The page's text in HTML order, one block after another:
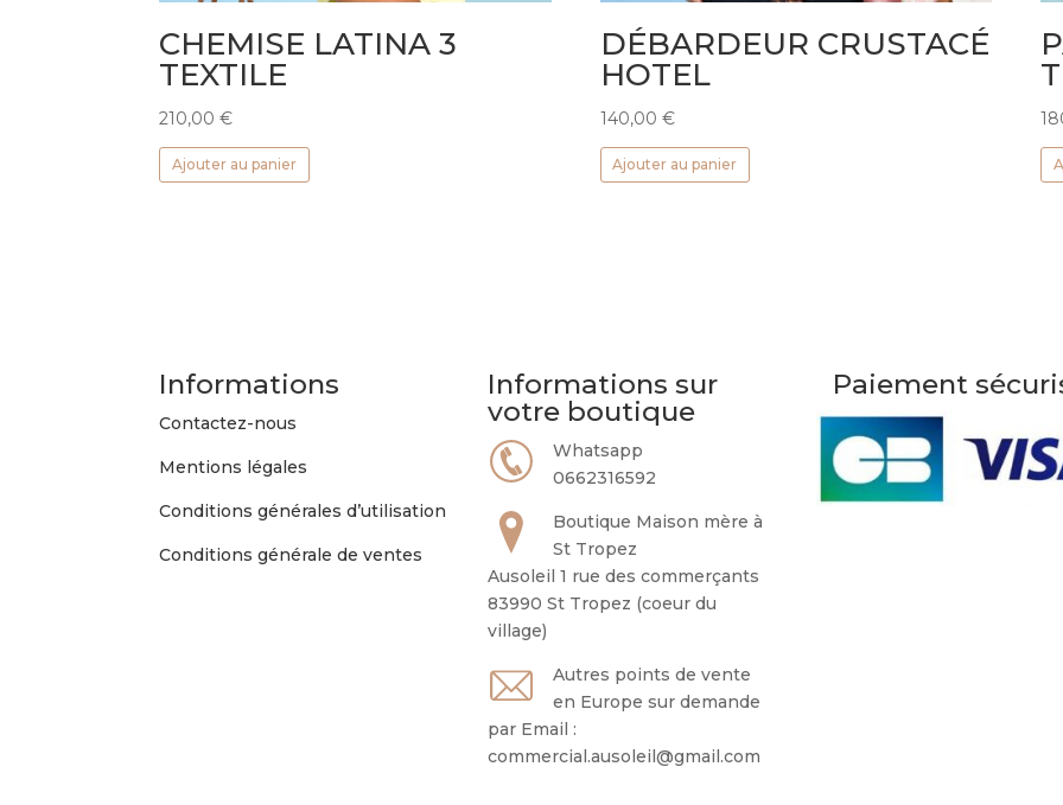
CHEMISE LATINA 3
TEXTILE
210,00€
Ajouter au panier
DÉBARDEUR CRUSTACÉ
HOTEL
140,00 €
Ajouter au panier
Informations
Contactez-nous
Mentions légales
Conditions générales d’utilisation
Conditions générale de ventes
Informations sur
votre boutique
Whatsapp
0662316592
Boutique Maison mère à
St Tropez
Ausoleil 1 rue des commerçants
83990 St Tropez (coeur du
village)
Autres points de vente
en Europe sur demande
par Email :
commercial.ausoleil@gmail.com
Paiement